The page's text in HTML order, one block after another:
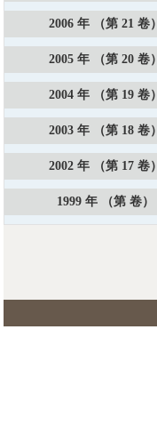
2006 年 （第 21 卷）
2005 年 （第 20 卷）
2004 年 （第 19 卷）
2003 年 （第 18 卷）
2002 年 （第 17 卷）
1999 年 （第 卷）